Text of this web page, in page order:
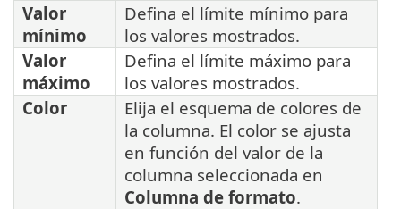
Valor
mínimo
Defina el límite mínimo para
los valores mostrados.
Valor
máximo
Defina el límite máximo para
los valores mostrados.
Color
Elija el esquema de colores de
la columna. El color se ajusta
en función del valor de la
columna seleccionada en
Columna de formato.